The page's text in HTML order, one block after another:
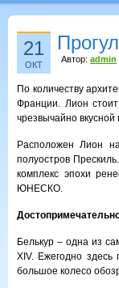
21
ОКТ
Автор: admin
По количеству
Франции. Лион
чрезвычайно вкусной
Расположен Лион
полуостров
комплекс эпохи
ЮНЕСКО.
Белькур – одна из
XIV. Ежегодно
большое колесо